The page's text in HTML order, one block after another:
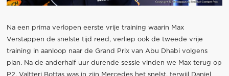
Na een prima verlopen eerste vrije training waarin Max
Verstappen de snelste tijd reed, verliep ook de tweede vrije
training in aanloop naar de Grand Prix van Abu Dhabi volgens
plan. Na de anderhalf uur durende sessie vinden we Max terug op